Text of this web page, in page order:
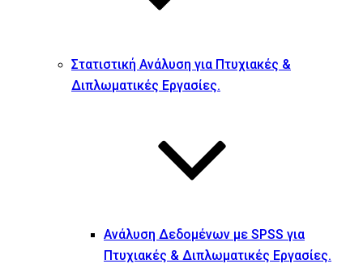
Στατιστική Ανάλυση για Πτυχιακές &
Διπλωματικές Εργασίες.
Ανάλυση Δεδομένων με SPSS για
Πτυχιακές & Διπλωματικές Εργασίες.